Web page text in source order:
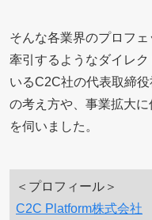
そんな各業界のプロフ
牽引するようなダイレ
いるC2C社の代表取締
の考え方や、事業拡大
を伺いました。
＜プロフィール＞
C2C Platform株式会社